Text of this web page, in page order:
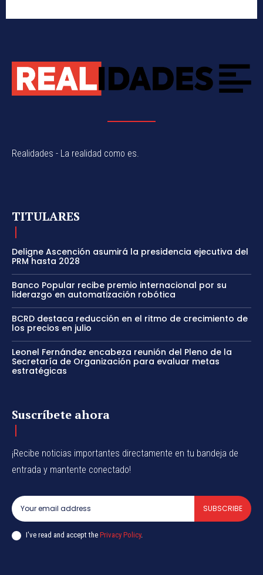
Realidades - La realidad como es.
TITULARES
Deligne Ascención asumirá la presidencia ejecutiva del
PRM hasta 2028
Banco Popular recibe premio internacional por su
liderazgo en automatización robótica
BCRD destaca reducción en el ritmo de crecimiento de
los precios en julio
Leonel Fernández encabeza reunión del Pleno de la
Secretaría de Organización para evaluar metas
estratégicas
Suscríbete ahora
¡Recibe noticias importantes directamente en tu bandeja de
entrada y mantente conectado!
SUBSCRIBE
I've read and accept the Privacy Policy.